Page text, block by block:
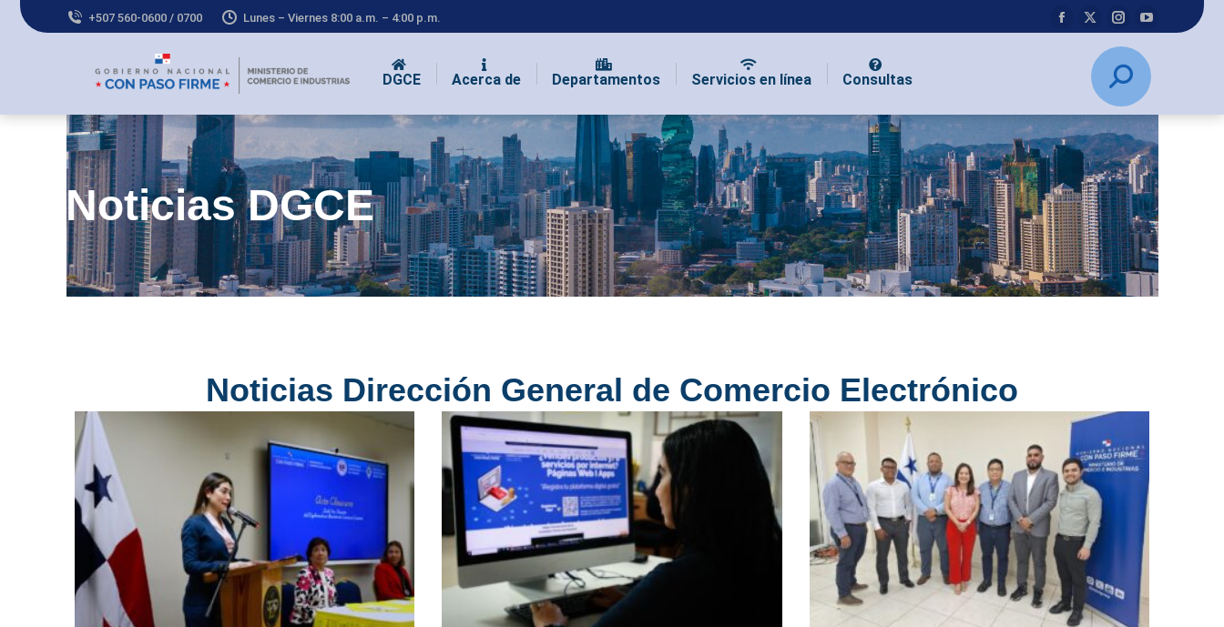
+507 560-0600 / 0700 Lunes – Viernes 8:00 a.m. – 4:00 p.m.
DGCE Acerca de Departamentos Servicios en línea Consultas
Noticias DGCE
Noticias Dirección General de Comercio Electrónico